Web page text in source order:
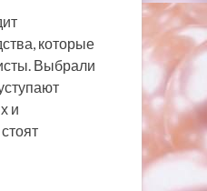
которые
Выбрали
и